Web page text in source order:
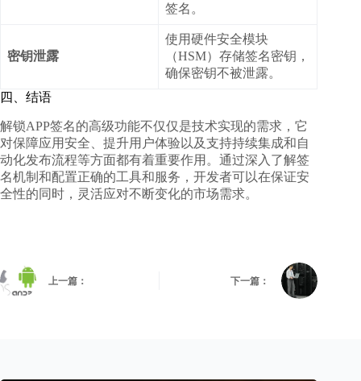
签名。
密钥泄露
使用硬件安全模块
（HSM）存储签名密钥，
确保密钥不被泄露。
四、结语
解锁APP签名的高级功能不仅仅是技术实现的需求，它
对保障应用安全、提升用户体验以及支持持续集成和自
动化发布流程等方面都有着重要作用。通过深入了解签
名机制和配置正确的工具和服务，开发者可以在保证安
全性的同时，灵活应对不断变化的市场需求。
上一篇： 下一篇：